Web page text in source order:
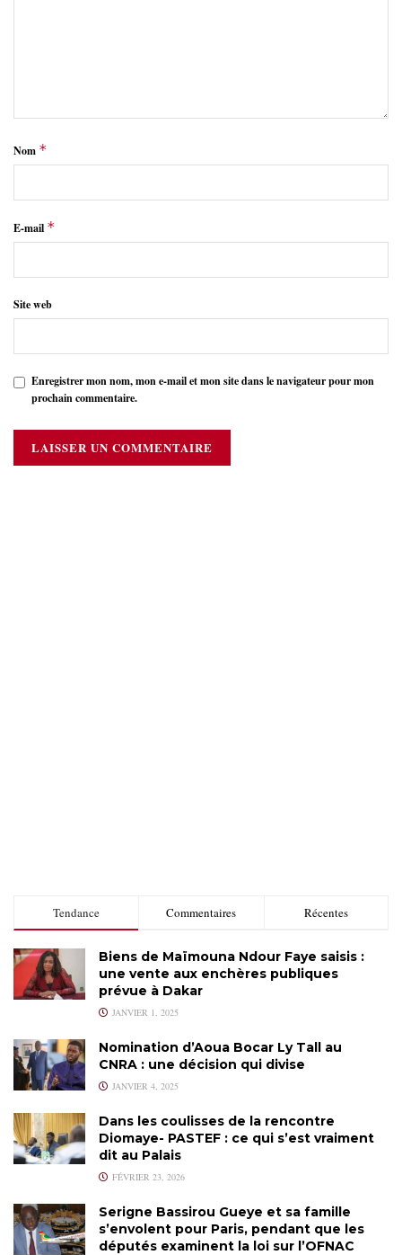
Nom *
E-mail *
Site web
Enregistrer mon nom, mon e-mail et mon site dans le navigateur pour mon
prochain commentaire.
Tendance Commentaires Récentes
Biens de Maïmouna Ndour Faye saisis :
une vente aux enchères publiques
prévue à Dakar
JANVIER 1, 2025
Nomination d’Aoua Bocar Ly Tall au
CNRA : une décision qui divise
JANVIER 4, 2025
Dans les coulisses de la rencontre
Diomaye- PASTEF : ce qui s’est vraiment
dit au Palais
FÉVRIER 23, 2026
Serigne Bassirou Gueye et sa famille
s’envolent pour Paris, pendant que les
députés examinent la loi sur l’OFNAC